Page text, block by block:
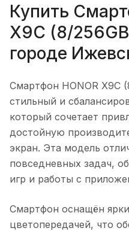
Купить
X9C (8/
городе
Смартфон HONOR X9C
стильный и
который сочетает
достойную
экран. Эта модель
повседневных задач,
игр и работы с
Смартфон оснащён
цветопередачей, что